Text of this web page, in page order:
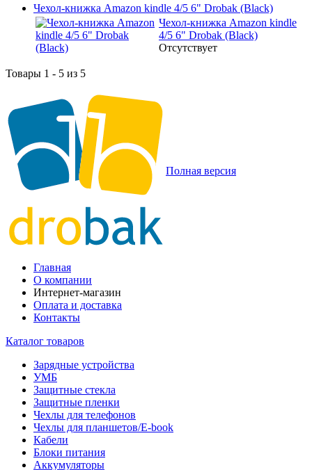
Чехол-книжка Amazon kindle 4/5 6" Drobak (Black)
Чехол-книжка Amazon kindle
4/5 6" Drobak (Black)
Отсутствует
Товары 1 - 5 из 5
Полная версия
Главная
О компании
Интернет-магазин
Оплата и доставка
Контакты
Каталог товаров
Зарядные устройства
УМБ
Защитные стекла
Защитные пленки
Чехлы для телефонов
Чехлы для планшетов/E-book
Кабели
Блоки питания
Аккумуляторы